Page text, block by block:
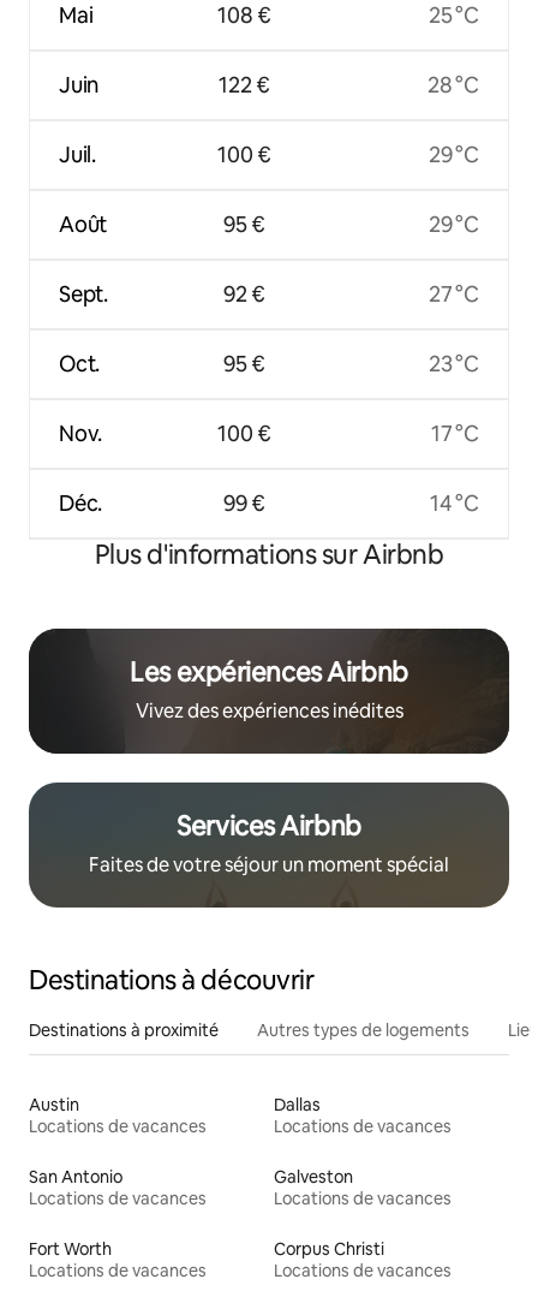
Mai
Juin
Juil.
Août
Sept.
Oct.
Nov.
Déc.
108 €
122 €
100 €
95 €
92 €
95 €
100 €
99 €
25 °C
28 °C
29 °C
29 °C
27 °C
23 °C
17 °C
14 °C
Plus d'informations sur Airbnb
Les expériences Airbnb
Vivez des expériences inédites
Services Airbnb
Faites de votre séjour un moment spécial
Destinations à découvrir
Destinations à proximité Autres types de logements
Austin
Locations de vacances
Dallas
Locations de vacances
San Antonio
Locations de vacances
Galveston
Locations de vacances
Fort Worth
Locations de vacances
Corpus Christi
Locations de vacances